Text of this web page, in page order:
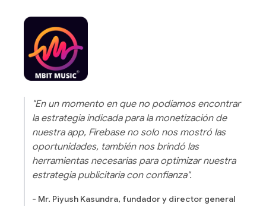
"En un momento en que no podíamos encontrar
la estrategia indicada para la monetización de
nuestra app, Firebase no solo nos mostró las
oportunidades, también nos brindó las
herramientas necesarias para optimizar nuestra
estrategia publicitaria con confianza".
- Mr. Piyush Kasundra, fundador y director general